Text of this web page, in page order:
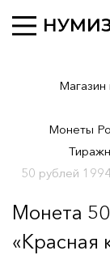
Монеты
50 рублей
Монета
«Красная